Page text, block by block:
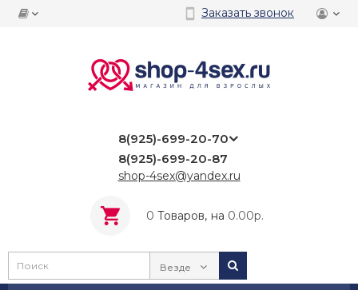
Заказать звонок
8(925)-699-20-70
8(925)-699-20-87
shop-4sex@yandex.ru
0 Tоваров, на 0.00р.
Везде